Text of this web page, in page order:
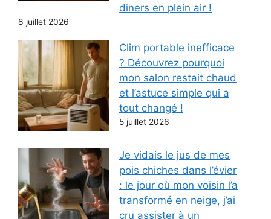
dîners en plein air !
8 juillet 2026
Clim portable inefficace
? Découvrez pourquoi
mon salon restait chaud
et l’astuce simple qui a
tout changé !
5 juillet 2026
Je vidais le jus de mes
pois chiches dans l’évier
: le jour où mon voisin l’a
transformé en neige, j’ai
cru assister à un